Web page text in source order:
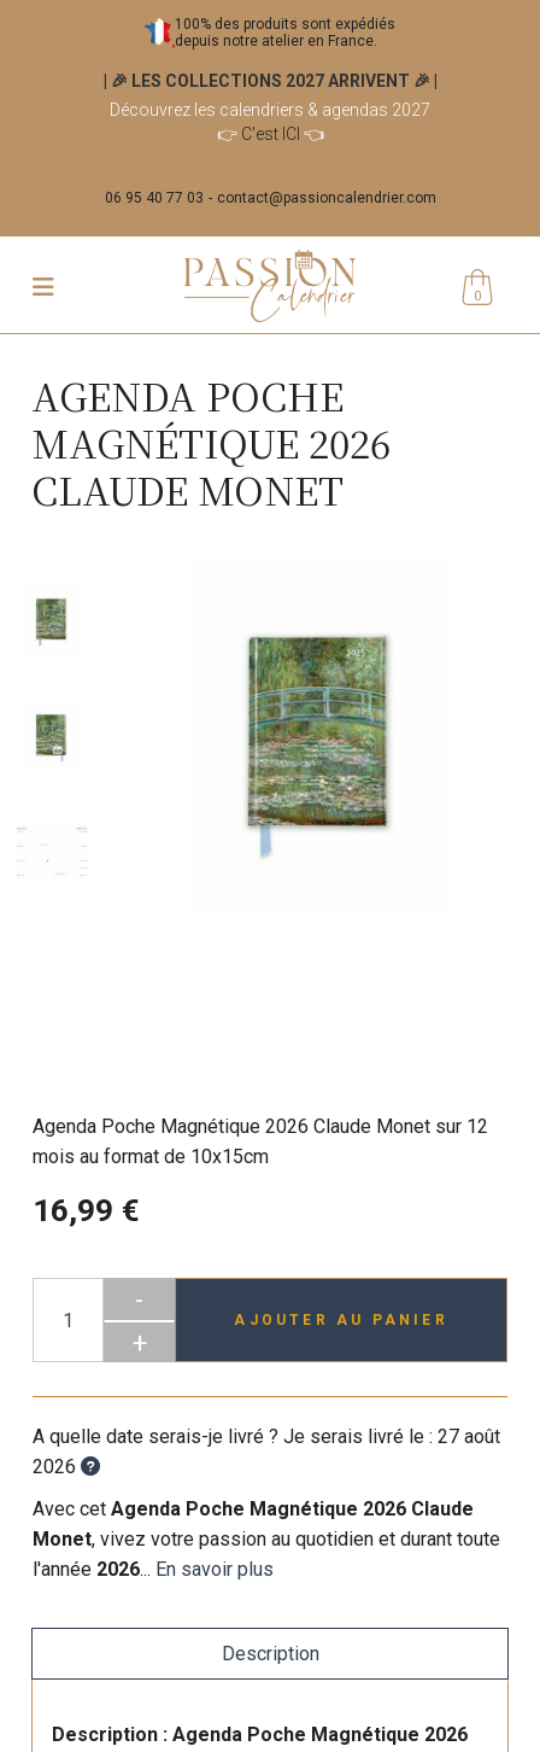
100% des produits sont expédiés
depuis notre atelier en France.
| 🎉 LES COLLECTIONS 2027 ARRIVENT 🎉
Découvrez les calendriers & agendas 2027
👉 C'est ICI 👈
06 95 40 77 03 contact@passioncalendrier.com
0
AGENDA POCHE
MAGNÉTIQUE 2026
CLAUDE MONET
Agenda Poche Magnétique 2026 Claude Monet sur 12
mois au format de 10x15cm
16,99 €
-
+
AJOUTER AU PANIER
A quelle date serais-je livré ? Je serais livré le :27 août
2026
Avec cet Agenda Poche Magnétique 2026 Claude
Monet, vivez votre passion au quotidien et durant toute
l'année 2026... En savoir plus
Description
Description : Agenda Poche Magnétique 2026